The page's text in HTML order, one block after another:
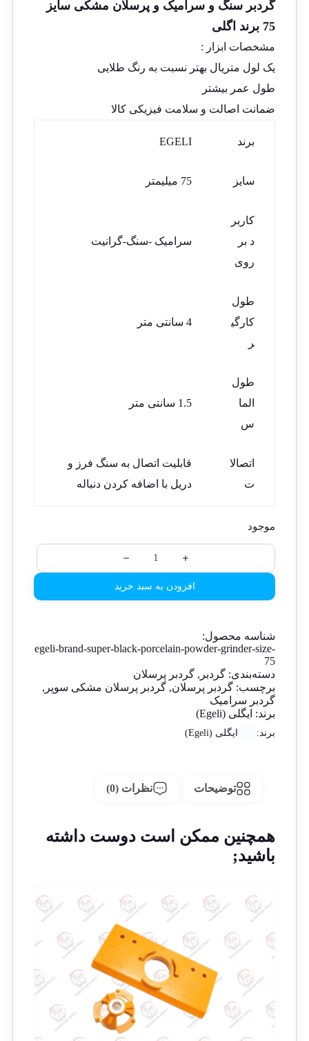
گردبر سنگ و سرامیک و پرسلان مشکی سایز
75 برند اگلی
مشخصات ابزار :
یک لول متریال بهتر نسبت به رنگ طلایی
طول عمر بیشتر
ضمانت اصالت و سلامت فیزیکی کالا
برند EGELI
سایز 75 میلیمتر
کاربر
د بر
روی
سرامیک -سنگ-گرانیت
طول
کارگی
ر
4 سانتی متر
طول
الما
س
1.5 سانتی متر
اتصالا
ت
قابلیت اتصال به سنگ فرز و
دریل با اضافه کردن دنباله
موجود
افزودن به سبد خرید
شناسه محصول:
egeli-brand-super-black-porcelain-powder-grinder-size-
75
دسته‌بندی: گردبر , گردبر پرسلان
برچسب: گردبر پرسلان, گردبر پرسلان مشکی سوپر ,
گردبر سرامیک
برند: ایگلی (Egeli)
برند: ایگلی (Egeli)
توضیحات نظرات (0)
همچنین ممکن است دوست داشته
باشید;